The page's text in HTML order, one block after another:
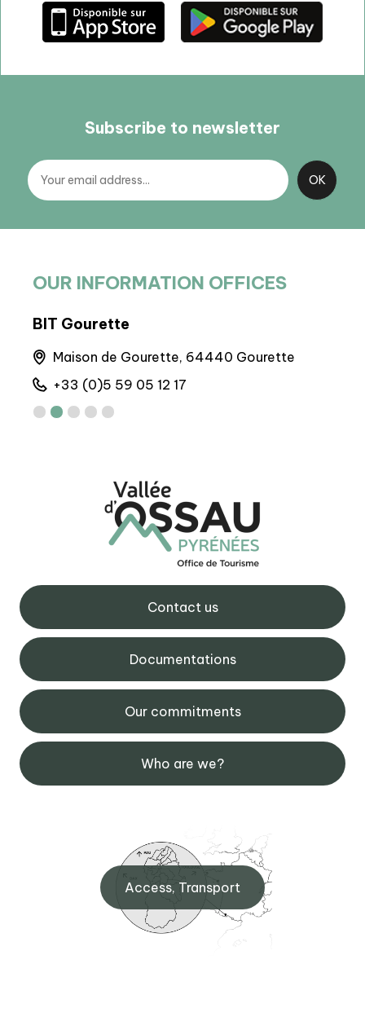
Subscribe to newsletter
OUR INFORMATION OFFICES
BIT Gourette
Maison de Gourette, 64440 Gourette
+33 (0)5 59 05 12 17
Contact us
Documentations
Our commitments
Who are we?
Access, Transport